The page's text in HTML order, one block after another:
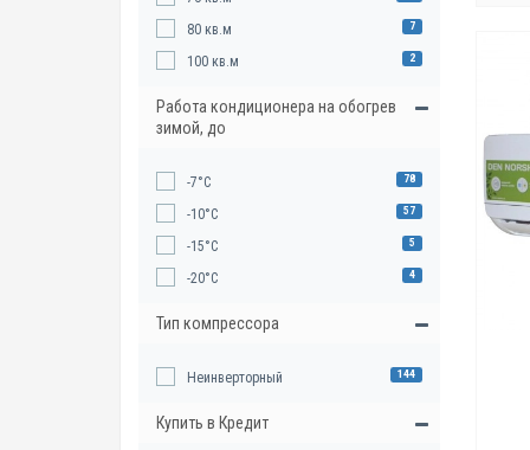
80 кв.м 7
100 кв.м 2
Работа кондиционера на обогрев
зимой, до
-7°С 78
-10°С 57
-15°С 5
-20°С 4
Тип компрессора
Неинверторный 144
Купить в Кредит